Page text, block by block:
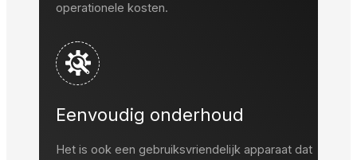
operationele kosten.
Eenvoudig onderhoud
Het is ook een gebruiksvriendelijk apparaat dat